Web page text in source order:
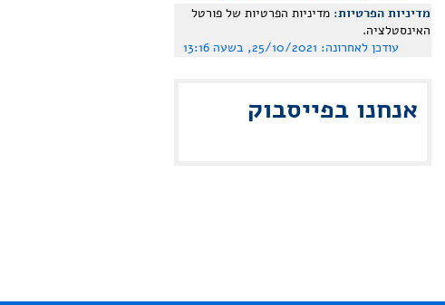
מדיניות הפרטיות: מדיניות הפרטיות של פורטל
האינסטלציה.
עודכן לאחרונה: 25/10/2021, בשעה 13:16
אנחנו בפייסבוק